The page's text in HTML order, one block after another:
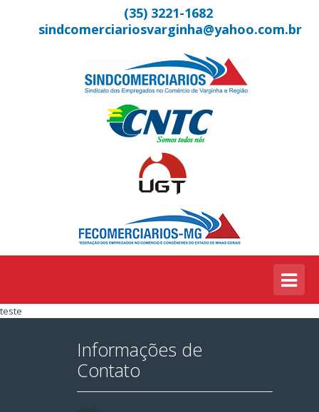
(35) 3221-1682
sindcomerciariosvarginha@yahoo.com.br
teste
Informações de
Contato